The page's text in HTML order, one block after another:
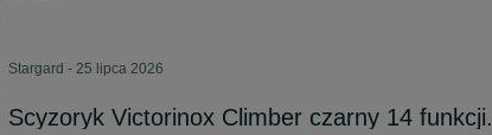
Stargard - 25 lipca 2026
Scyzoryk Victorinox Climber czarny 14 funkcji.